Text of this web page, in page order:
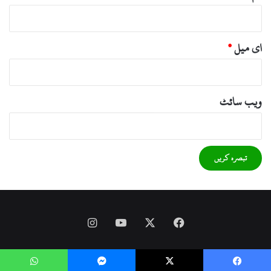
ای میل*
ویب‌ سائٹ
Facebook
YouTube
Instagram